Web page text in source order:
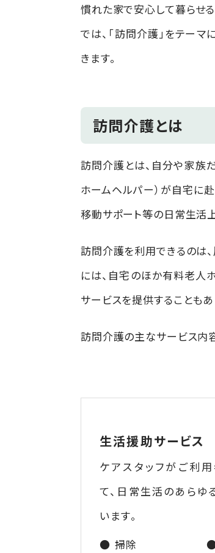
慣れた家で安心して暮らせ
では、「訪問介護」をテー
きます。
訪問介護とは
訪問介護とは、自分や家族
ホームヘルパー）が自宅に
移動サポート等の日常生活
訪問介護を利用できるのは
には、自宅のほか有料老人
サービスを提供することも
訪問介護の主なサービス内
生活援助サービス
ケアスタッフがご利
て、日常生活のあらゆ
います。
掃除